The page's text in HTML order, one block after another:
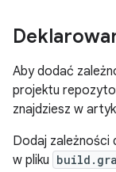
Aby dodać
projektu
znajdziesz w
Dodaj
w pliku